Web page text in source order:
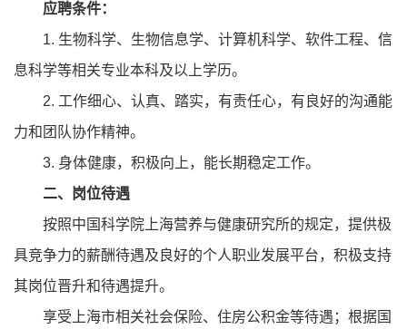
应聘条件：
1. 生物科学、生物信息学、计算机科学、软件工程、信
息科学等相关专业本科及以上学历。
2. 工作细心、认真、踏实，有责任心，有良好的沟通能
力和团队协作精神。
3. 身体健康，积极向上，能长期稳定工作。
二、岗位待遇
按照中国科学院上海营养与健康研究所的规定，提供极
具竞争力的薪酬待遇及良好的个人职业发展平台，积极支持
其岗位晋升和待遇提升。
享受上海市相关社会保险、住房公积金等待遇；根据国